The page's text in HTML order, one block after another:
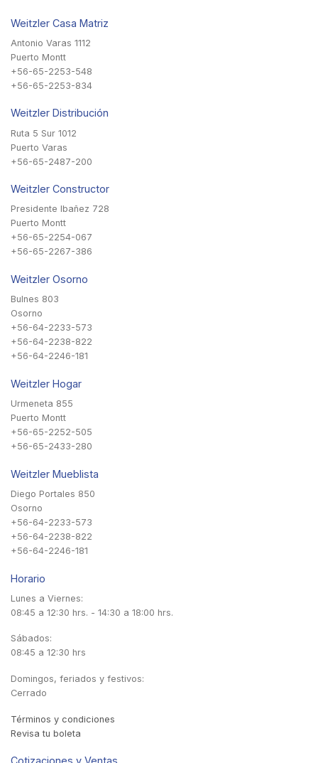
Weitzler Casa Matriz
Antonio Varas 1112
Puerto Montt
+56-65-2253-548
+56-65-2253-834
Weitzler Distribución
Ruta 5 Sur 1012
Puerto Varas
+56-65-2487-200
Weitzler Constructor
Presidente Ibañez 728
Puerto Montt
+56-65-2254-067
+56-65-2267-386
Weitzler Osorno
Bulnes 803
Osorno
+56-64-2233-573
+56-64-2238-822
+56-64-2246-181
Weitzler Hogar
Urmeneta 855
Puerto Montt
+56-65-2252-505
+56-65-2433-280
Weitzler Mueblista
Diego Portales 850
Osorno
+56-64-2233-573
+56-64-2238-822
+56-64-2246-181
Horario
Lunes a Viernes:
08:45 a 12:30 hrs. - 14:30 a 18:00 hrs.
Sábados:
08:45 a 12:30 hrs
Domingos, feriados y festivos:
Cerrado
Términos y condiciones
Revisa tu boleta